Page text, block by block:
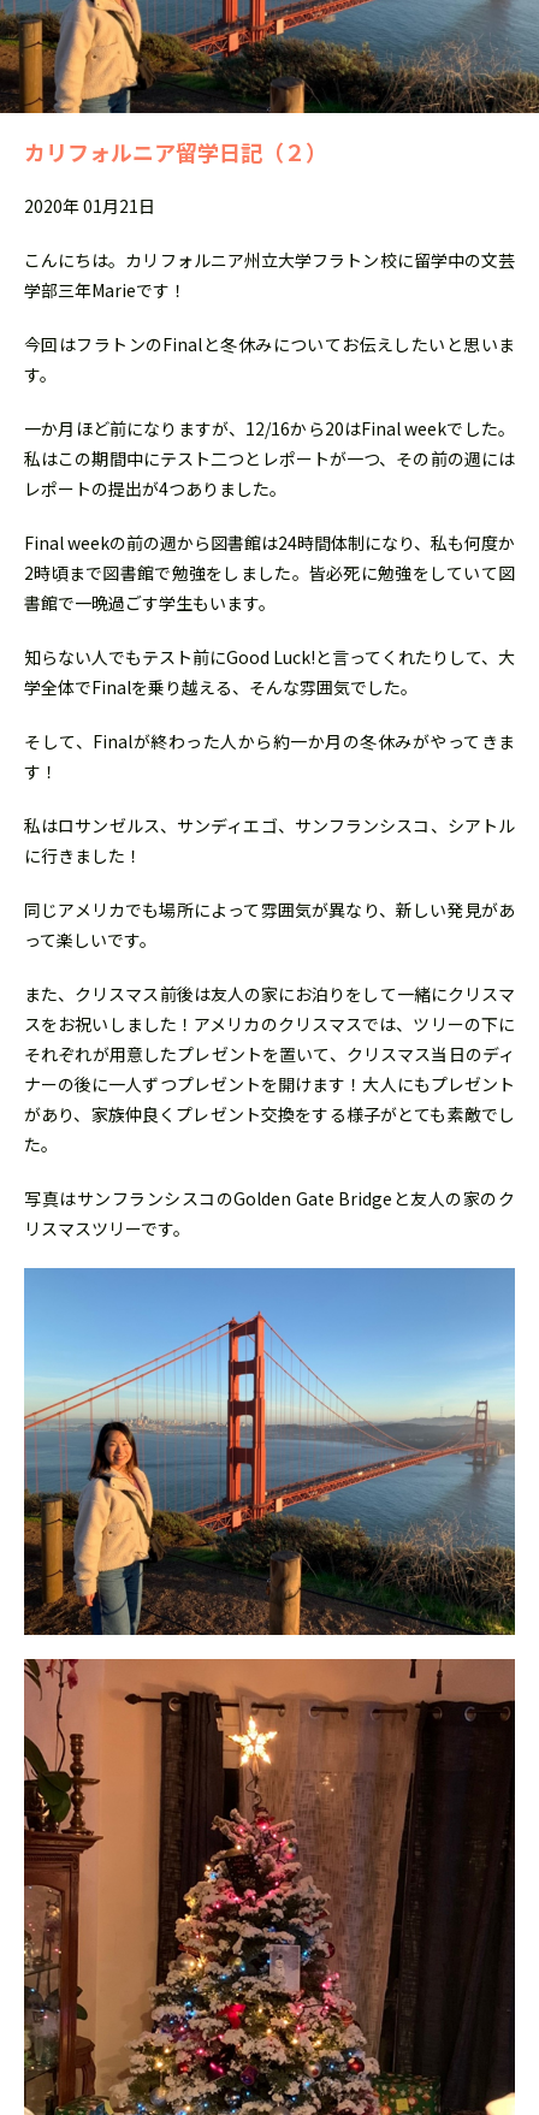
カリフォルニア留学日記（２）
2020年 01月21日
こんにちは。カリフォルニア州立大学フラトン校に留学中の文芸
学部三年Marieです！
今回はフラトンのFinalと冬休みについてお伝えしたいと思いま
す。
一か月ほど前になりますが、12/16から20はFinal weekでした。
私はこの期間中にテスト二つとレポートが一つ、その前の週には
レポートの提出が4つありました。
Final weekの前の週から図書館は24時間体制になり、私も何度か
2時頃まで図書館で勉強をしました。皆必死に勉強をしていて図
書館で一晩過ごす学生もいます。
知らない人でもテスト前にGood Luck!と言ってくれたりして、大
学全体でFinalを乗り越える、そんな雰囲気でした。
そして、Finalが終わった人から約一か月の冬休みがやってきま
す！
私はロサンゼルス、サンディエゴ、サンフランシスコ、シアトル
に行きました！
同じアメリカでも場所によって雰囲気が異なり、新しい発見があ
って楽しいです。
また、クリスマス前後は友人の家にお泊りをして一緒にクリスマ
スをお祝いしました！アメリカのクリスマスでは、ツリーの下に
それぞれが用意したプレゼントを置いて、クリスマス当日のディ
ナーの後に一人ずつプレゼントを開けます！大人にもプレゼント
があり、家族仲良くプレゼント交換をする様子がとても素敵でし
た。
写真はサンフランシスコのGolden Gate Bridgeと友人の家のク
リスマスツリーです。